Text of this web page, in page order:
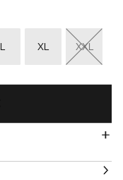
L XL
XXL